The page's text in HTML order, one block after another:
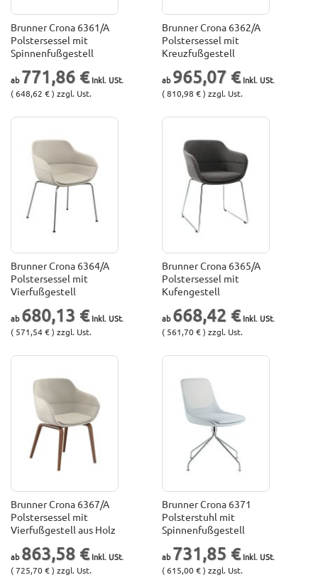
Brunner Crona 6361/A
Polstersessel mit
Spinnenfußgestell
771,86 €
( 648,62 € ) zzgl. Ust.
Brunner Crona 6362/A
Polstersessel mit
Kreuzfußgestell
965,07 €
( 810,98 € ) zzgl. Ust.
Brunner Crona 6364/A
Polstersessel mit
Vierfußgestell
680,13 €
( 571,54 € ) zzgl. Ust.
Brunner Crona 6365/A
Polstersessel mit
Kufengestell
668,42 €
( 561,70 € ) zzgl. Ust.
Brunner Crona 6367/A
Polstersessel mit
Vierfußgestell aus Holz
863,58 €
( 725,70 € ) zzgl. Ust.
Brunner Crona 6371
Polsterstuhl mit
Spinnenfußgestell
731,85 €
( 615,00 € ) zzgl. Ust.